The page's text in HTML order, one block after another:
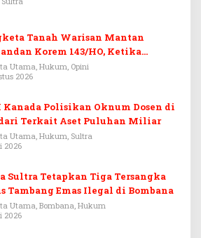
Tanah Warisan Mantan
Korem 143/HO, Ketika
Menjadi Arena Pemerasan
Utama, Hukum, Opini
2026
Kanada Polisikan Oknum Dosen di
Terkait Aset Puluhan Miliar
Utama, Hukum, Sultra
2026
Sultra Tetapkan Tiga Tersangka
Tambang Emas Ilegal di Bombana
Utama, Bombana, Hukum
2026